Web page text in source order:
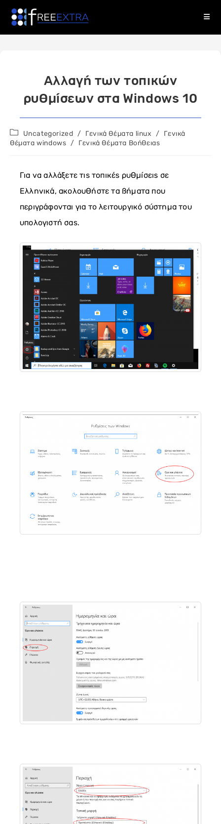
content
Αλλαγή των τοπικών
ρυθμίσεων στα Windows 10
Post
category:
Uncategorized / Γενικά θέματα linux / Γενικά
θέματα windows / Γενικά Θέματα Βοήθειας
Για να αλλάξετε τις τοπικές ρυθμίσεις σε
Ελληνικά, ακολουθήστε τα βήματα που
περιγράφονται για το λειτουργικό σύστημα του
υπολογιστή σας.